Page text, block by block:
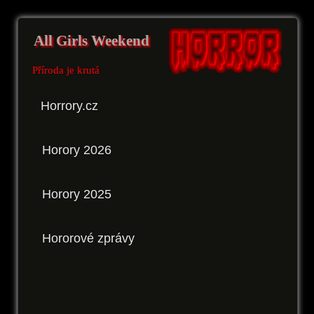
All Girls Weekend
Příroda je krutá
Horrory.cz
Horory 2026
Horory 2025
Hororové zprávy